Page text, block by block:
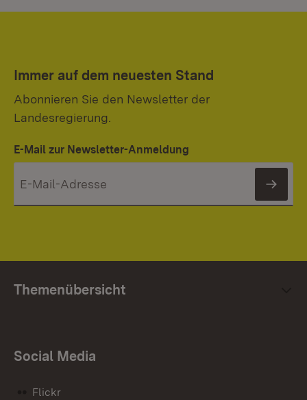
Immer auf dem neuesten Stand
Abonnieren Sie den Newsletter der
Landesregierung.
E-Mail zur Newsletter-Anmeldung
Themenübersicht
Social Media
Flickr